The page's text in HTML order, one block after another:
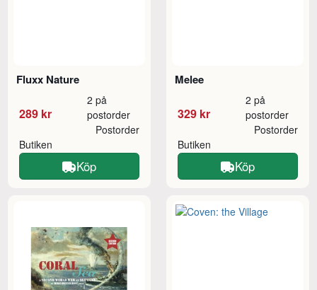
Fluxx Nature
289 kr
2 på
postorder
Butiken
Postorder
Köp
Melee
329 kr
2 på
postorder
Butiken
Postorder
Köp